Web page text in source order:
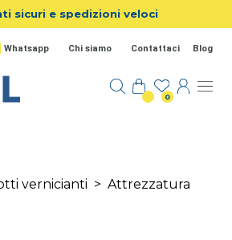
sicuri e spedizioni veloci
Whatsapp Chi siamo Contattaci Blog
0
vernicianti > Attrezzatura